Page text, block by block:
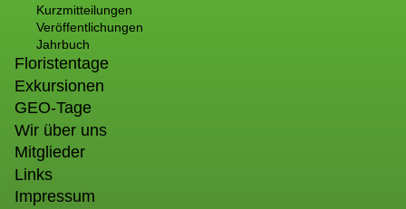
Kurzmitteilungen
Veröffentlichungen
Jahrbuch
Floristentage
Exkursionen
GEO-Tage
Wir über uns
Mitglieder
Links
Impressum